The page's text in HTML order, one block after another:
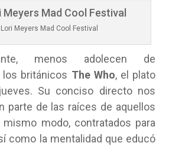
Lori Meyers Mad Cool Festival
menos adolecen de
los británicos The Who, el plato
Su conciso directo nos
parte de las raíces de aquellos
mismo modo, contratados para
como la mentalidad que educó